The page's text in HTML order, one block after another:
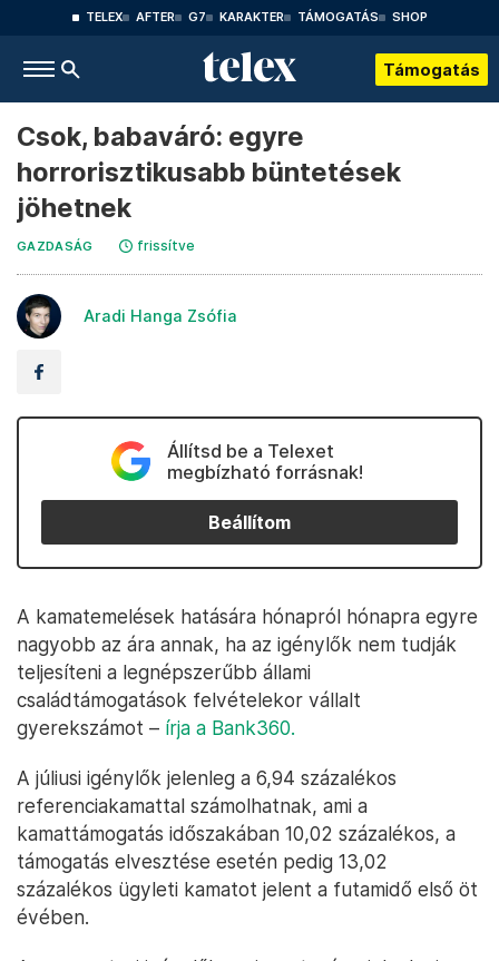
TELEX AFTER G7 KARAKTER TÁMOGATÁS SHOP
Támogatás
Csok, babaváró: egyre
horrorisztikusabb büntetések
jöhetnek
GAZDASÁG frissítve
Aradi Hanga Zsófia
Állítsd be a Telexet
megbízható forrásnak!
Beállítom
A kamatemelések hatására hónapról hónapra egyre
nagyobb az ára annak, ha az igénylők nem tudják
teljesíteni a legnépszerűbb állami
családtámogatások felvételekor vállalt
gyerekszámot – írja a Bank360.
A júliusi igénylők jelenleg a 6,94 százalékos
referenciakamattal számolhatnak, ami a
kamattámogatás időszakában 10,02 százalékos, a
támogatás elvesztése esetén pedig 13,02
százalékos ügyleti kamatot jelent a futamidő első öt
évében.